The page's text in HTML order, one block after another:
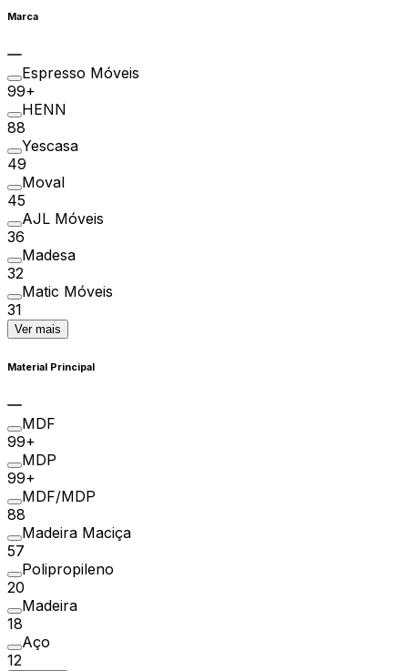
Marca
Espresso Móveis
99+
HENN
88
Yescasa
49
Moval
45
AJL Móveis
36
Madesa
32
Matic Móveis
31
Ver mais
Material Principal
MDF
99+
MDP
99+
MDF/MDP
88
Madeira Maciça
57
Polipropileno
20
Madeira
18
Aço
12